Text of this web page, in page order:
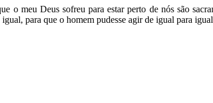
o meu Deus sofreu para estar perto de nós são
para que o homem pudesse agir de igual para